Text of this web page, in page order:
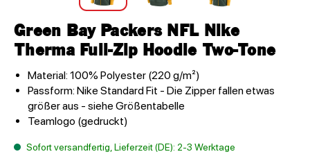
Green Bay Packers NFL Nike
Therma Full-Zip Hoodie Two-Tone
Material: 100% Polyester (220 g/m²)
Passform: Nike Standard Fit - Die Zipper fallen etwas
größer aus - siehe Größentabelle
Teamlogo (gedruckt)
Sofort versandfertig, Lieferzeit (DE): 2-3 Werktage